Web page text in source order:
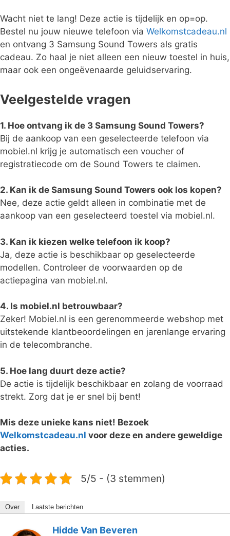
Wacht niet te lang! Deze actie is tijdelijk en op=op.
Bestel nu jouw nieuwe telefoon via Welkomstcadeau.nl
en ontvang 3 Samsung Sound Towers als gratis
cadeau. Zo haal je niet alleen een nieuw toestel in huis,
maar ook een ongeëvenaarde geluidservaring.
Veelgestelde vragen
1. Hoe ontvang ik de 3 Samsung Sound Towers?
Bij de aankoop van een geselecteerde telefoon via
mobiel.nl krijg je automatisch een voucher of
registratiecode om de Sound Towers te claimen.
2. Kan ik de Samsung Sound Towers ook los kopen?
Nee, deze actie geldt alleen in combinatie met de
aankoop van een geselecteerd toestel via mobiel.nl.
3. Kan ik kiezen welke telefoon ik koop?
Ja, deze actie is beschikbaar op geselecteerde
modellen. Controleer de voorwaarden op de
actiepagina van mobiel.nl.
4. Is mobiel.nl betrouwbaar?
Zeker! Mobiel.nl is een gerenommeerde webshop met
uitstekende klantbeoordelingen en jarenlange ervaring
in de telecombranche.
5. Hoe lang duurt deze actie?
De actie is tijdelijk beschikbaar en zolang de voorraad
strekt. Zorg dat je er snel bij bent!
Mis deze unieke kans niet! Bezoek
Welkomstcadeau.nl voor deze en andere geweldige
acties.
5/5 - (3 stemmen)
Over Laatste berichten
Hidde Van Beveren